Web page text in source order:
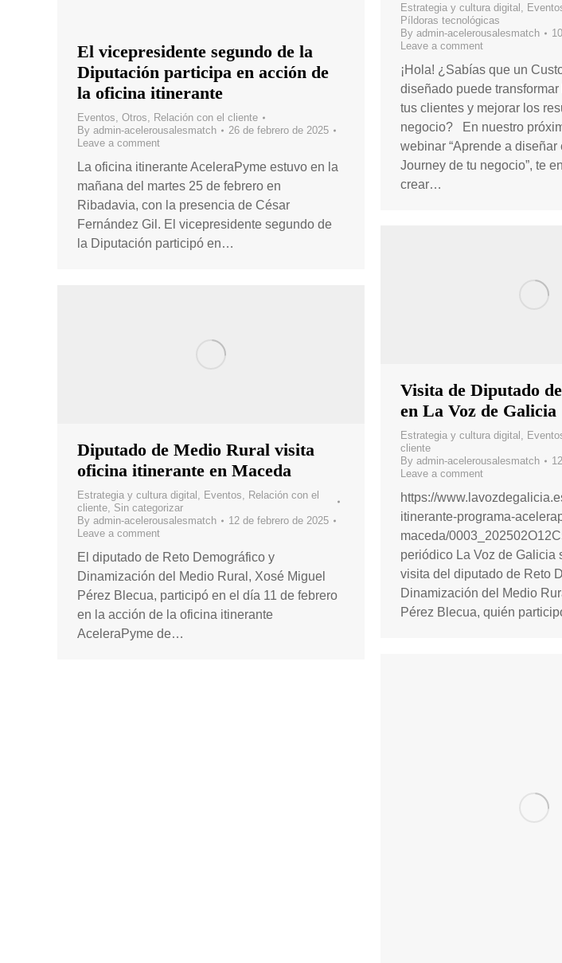
Estrategia y cultura digital
Píldoras tecnológicas
By admin-acelerousalesmatch
Leave a comment
¡Hola! ¿Sabías que un
diseñado puede
tus clientes y mejorar los
negocio? En nuestro
webinar “Aprende a diseñar
Journey de tu negocio”, te
crear…
El vicepresidente segundo de la
Diputación participa en acción de
la oficina itinerante
Eventos, Otros, Relación con el cliente
By admin-acelerousalesmatch
26 de febrero de 2025
Leave a comment
La oficina itinerante AceleraPyme estuvo en la
mañana del martes 25 de febrero en
Ribadavia, con la presencia de César
Fernández Gil. El vicepresidente segundo de
la Diputación participó en…
Visita de Diputado
en La Voz de Galicia
Estrategia y cultura digital
cliente
By admin-acelerousalesmatch
Leave a comment
https://
itinerante-programa-
maceda/
periódico La Voz de Galicia
visita del diputado de Reto
Dinamización del Medio
Pérez Blecua, quién
Diputado de Medio Rural visita
oficina itinerante en Maceda
Estrategia y cultura digital Eventos
Relación con el
cliente Sin categorizar
By admin-acelerousalesmatch
12 de febrero de 2025
Leave a comment
El diputado de Reto Demográfico y
Dinamización del Medio Rural, Xosé Miguel
Pérez Blecua, participó en el día 11 de febrero
en la acción de la oficina itinerante
AceleraPyme de…